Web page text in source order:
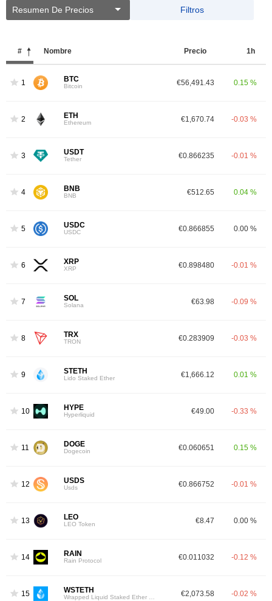
Resumen De Precios Filtros
# Nombre Precio 1h
1 BTC
Bitcoin €56,491.43 0.15 %
2 ETH
Ethereum €1,670.74 -0.03 %
3 USDT
Tether €0.866235 -0.01 %
4 BNB
BNB €512.65 0.04 %
5 USDC
USDC €0.866855 0.00 %
6 XRP
XRP €0.898480 -0.01 %
7 SOL
Solana €63.98 -0.09 %
8 TRX
TRON €0.283909 -0.03 %
9 STETH
Lido Staked Ether €1,666.12 0.01 %
10 HYPE
Hyperliquid €49.00 -0.33 %
11 DOGE
Dogecoin €0.060651 0.15 %
12 USDS
Usds €0.866752 -0.01 %
13 LEO
LEO Token €8.47 0.00 %
14 RAIN
Rain Protocol €0.011032 -0.12 %
15 WSTETH €2,073.58 -0.02 %